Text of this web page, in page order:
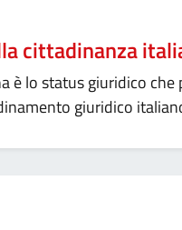
cittadinanza
è lo status giuridico
giuridico